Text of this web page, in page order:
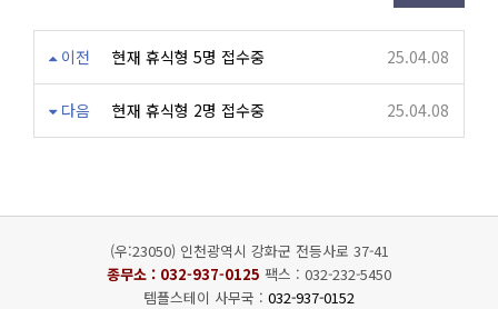
이전 현재 휴식형 5명 접수중 25.04.08
다음 현재 휴식형 2명 접수중 25.04.08
(우:23050) 인천광역시 강화군 전등사로 37-41
종무소 : 032-937-0125 팩스 : 032-232-5450
템플스테이 사무국 : 032-937-0152